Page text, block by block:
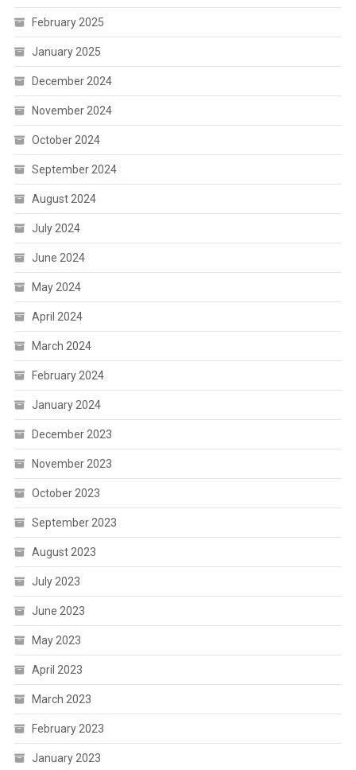
February 2025
January 2025
December 2024
November 2024
October 2024
September 2024
August 2024
July 2024
June 2024
May 2024
April 2024
March 2024
February 2024
January 2024
December 2023
November 2023
October 2023
September 2023
August 2023
July 2023
June 2023
May 2023
April 2023
March 2023
February 2023
January 2023